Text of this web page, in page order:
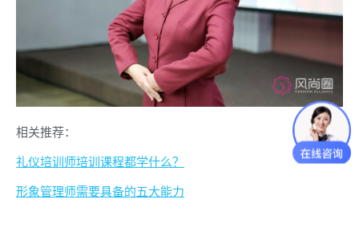
相关推荐：
礼仪培训师培训课程都学什么？
形象管理师需要具备的五大能力